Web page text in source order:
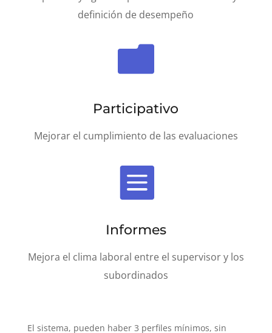
definición de desempeño

Participativo
Mejorar el cumplimiento de las evaluaciones

Informes
Mejora el clima laboral entre el supervisor y los
subordinados
El sistema, pueden haber 3 perfiles mínimos, sin